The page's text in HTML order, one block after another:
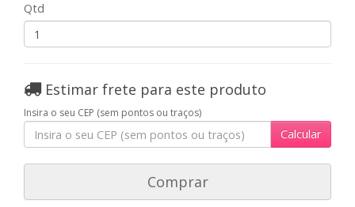
Qtd
Estimar frete para este produto
Insira o seu CEP (sem pontos ou traços)
Calcular
Comprar